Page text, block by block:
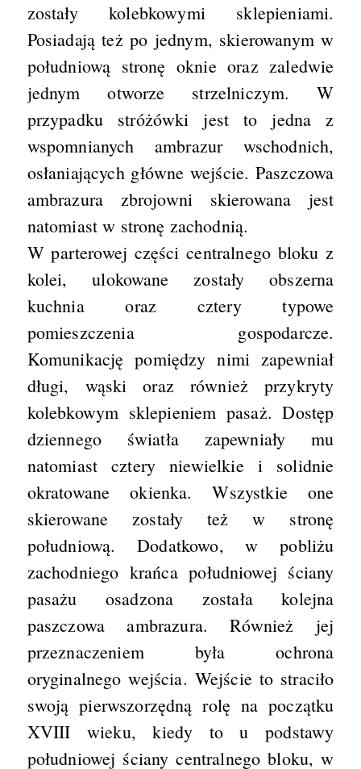
zostały kolebkowymi sklepieniami.
Posiadają też po jednym, skierowanym w
południową stronę oknie oraz zaledwie
jednym otworze strzelniczym. W
przypadku stróżówki jest to jedna z
wspomnianych ambrazur wschodnich,
osłaniających główne wejście. Paszczowa
ambrazura zbrojowni skierowana jest
natomiast w stronę zachodnią.
W parterowej części centralnego bloku z
kolei, ulokowane zostały obszerna
kuchnia oraz cztery typowe
pomieszczenia gospodarcze.
Komunikację pomiędzy nimi zapewniał
długi, wąski oraz również przykryty
kolebkowym sklepieniem pasaż. Dostęp
dziennego światła zapewniały mu
natomiast cztery niewielkie i solidnie
okratowane okienka. Wszystkie one
skierowane zostały też w stronę
południową. Dodatkowo, w pobliżu
zachodniego krańca południowej ściany
pasażu osadzona została kolejna
paszczowa ambrazura. Również jej
przeznaczeniem była ochrona
oryginalnego wejścia. Wejście to straciło
swoją pierwszorzędną rolę na początku
XVIII wieku, kiedy to u podstawy
południowej ściany centralnego bloku, w